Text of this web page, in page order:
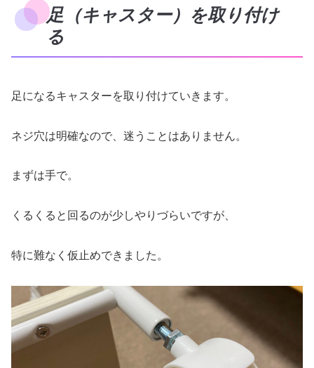
足（キャスター）を取り付け
る
足になるキャスターを取り付けていきます。
ネジ穴は明確なので、迷うことはありません。
まずは手で。
くるくると回るのが少しやりづらいですが、
特に難なく仮止めできました。